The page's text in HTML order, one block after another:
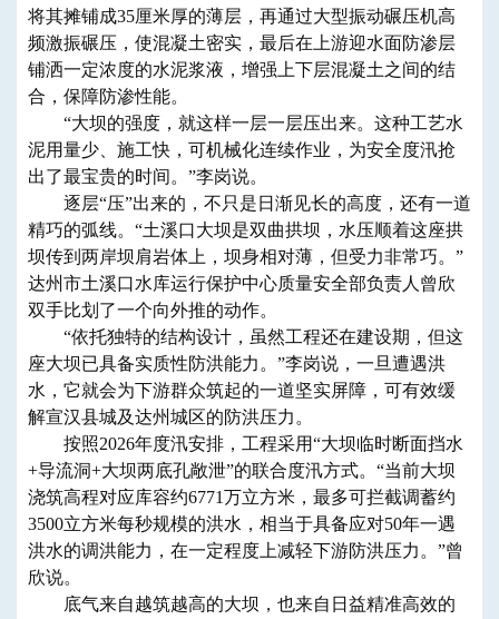
将其摊铺成35厘米厚的薄层，再通过大型振动碾压机高
频激振碾压，使混凝土密实，最后在上游迎水面防渗层
铺洒一定浓度的水泥浆液，增强上下层混凝土之间的结
合，保障防渗性能。
“大坝的强度，就这样一层一层压出来。这种工艺水
泥用量少、施工快，可机械化连续作业，为安全度汛抢
出了最宝贵的时间。”李岗说。
逐层“压”出来的，不只是日渐见长的高度，还有一道
精巧的弧线。“土溪口大坝是双曲拱坝，水压顺着这座拱
坝传到两岸坝肩岩体上，坝身相对薄，但受力非常巧。”
达州市土溪口水库运行保护中心质量安全部负责人曾欣
双手比划了一个向外推的动作。
“依托独特的结构设计，虽然工程还在建设期，但这
座大坝已具备实质性防洪能力。”李岗说，一旦遭遇洪
水，它就会为下游群众筑起的一道坚实屏障，可有效缓
解宣汉县城及达州城区的防洪压力。
按照2026年度汛安排，工程采用“大坝临时断面挡水
+导流洞+大坝两底孔敞泄”的联合度汛方式。“当前大坝
浇筑高程对应库容约6771万立方米，最多可拦截调蓄约
3500立方米每秒规模的洪水，相当于具备应对50年一遇
洪水的调洪能力，在一定程度上减轻下游防洪压力。”曾
欣说。
底气来自越筑越高的大坝，也来自日益精准高效的